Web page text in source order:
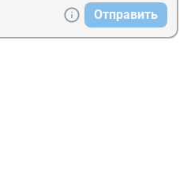
Отправить